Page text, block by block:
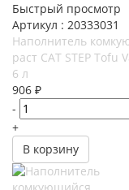
Быстрый просмотр
Артикул : 20333031
Наполнитель
раст CAT STEP Tofu
6 л
906 ₽
-
+
В корзину